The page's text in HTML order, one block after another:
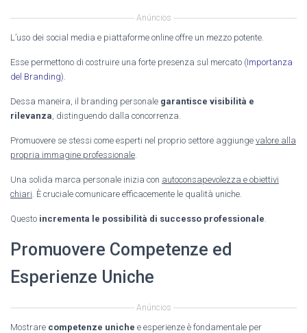
Anúncios
L’uso dei social media e piattaforme online offre un mezzo potente.
Esse permettono di costruire una forte presenza sul mercato (Importanza
del Branding).
Dessa maneira, il branding personale garantisce visibilità e
rilevanza , distinguendo dalla concorrenza.
Promuovere se stessi come esperti nel proprio settore aggiunge valore alla
propria immagine professionale
Una solida marca personale inizia con autoconsapevolezza e obiettivi
chiari . È cruciale comunicare efficacemente le qualità uniche.
Questo incrementa le possibilità di successo professionale
Promuovere Competenze ed
Esperienze Uniche
Anúncios
Mostrare competenze uniche e esperienze è fondamentale per